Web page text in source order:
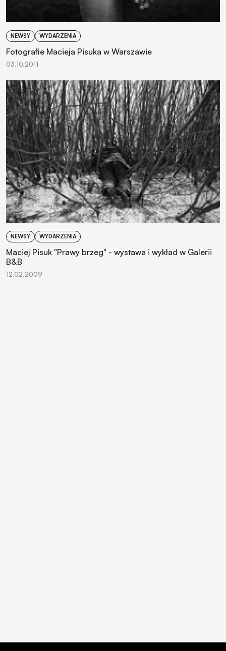
NEWSY WYDARZENIA
Fotografie Macieja Pisuka w Warszawie
03.10.2011
NEWSY WYDARZENIA
Maciej Pisuk "Prawy brzeg" - wystawa i wykład w Galerii
B&B
12.02.2009